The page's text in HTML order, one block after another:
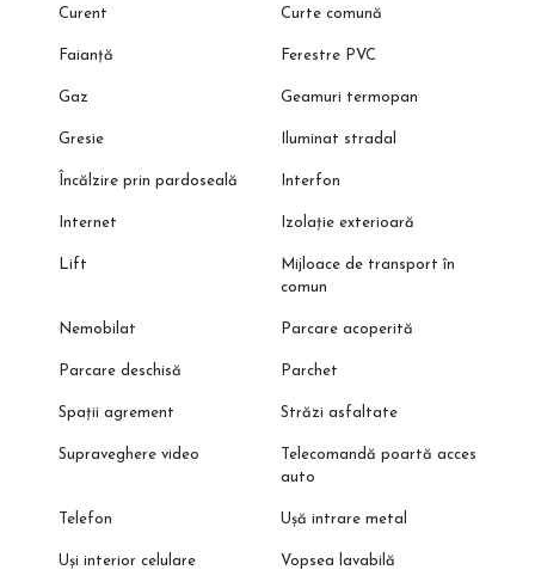
Curent Curte comună
Faianță Ferestre PVC
Gaz Geamuri termopan
Gresie Iluminat stradal
Încălzire prin pardoseală Interfon
Internet Izolație exterioară
Lift
Mijloace de transport în
comun
Nemobilat Parcare acoperită
Parcare deschisă Parchet
Spații agrement Străzi asfaltate
Supraveghere video
Telecomandă poartă acces
auto
Telefon Ușă intrare metal
Uși interior celulare Vopsea lavabilă